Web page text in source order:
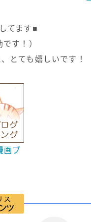
てます■
す！）
とても嬉しいです！